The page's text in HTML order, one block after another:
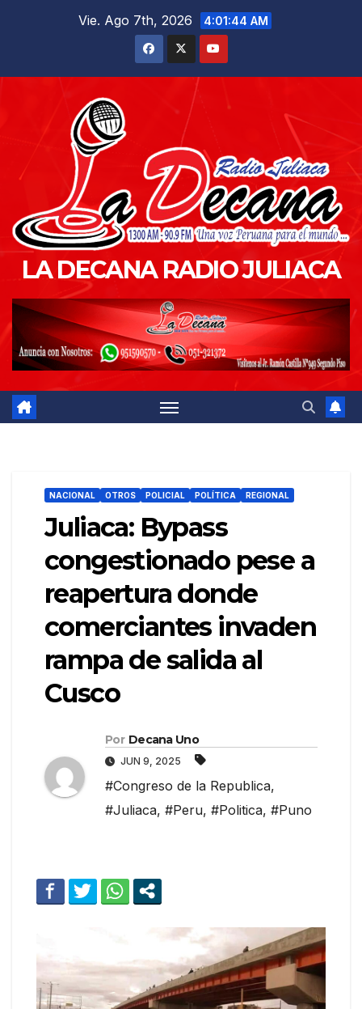
Vie. Ago 7th, 2026 4:01:45 AM
LA DECANA RADIO JULIACA
NACIONAL OTROS POLICIAL POLÍTICA REGIONAL
Juliaca: Bypass
congestionado pese a
reapertura donde
comerciantes invaden
rampa de salida al
Cusco
Por Decana Uno
JUN 9, 2025
#Congreso de la Republica,
#Juliaca, #Peru, #Politica, #Puno